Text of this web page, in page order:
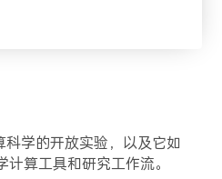
学的开放实验，以及它如
算工具和研究工作流。